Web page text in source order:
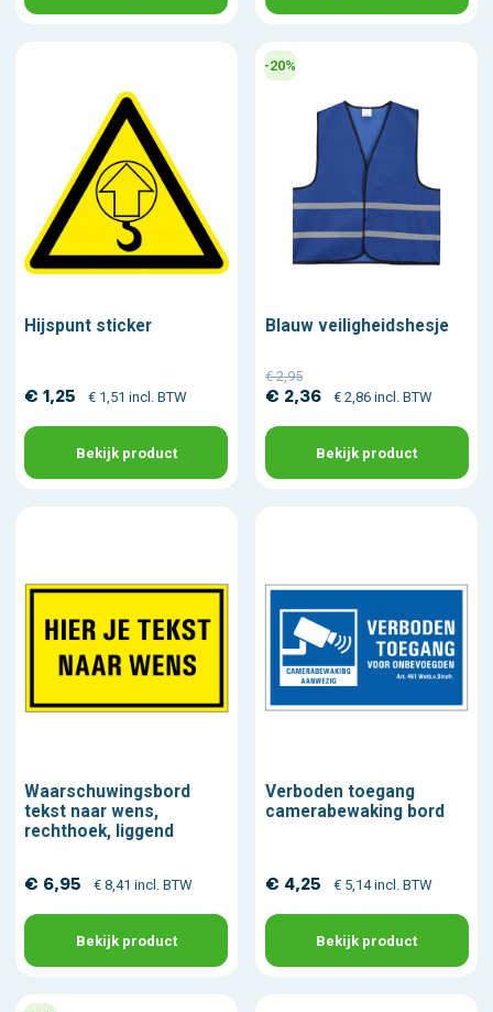
Hijspunt sticker
€ 1,25 € 1,51 incl. BTW
Bekijk product
-20%
Blauw veiligheidshesje
€ 2,95
€ 2,36 € 2,86 incl. BTW
Bekijk product
Waarschuwingsbord
tekst naar wens,
rechthoek, liggend
€ 6,95 € 8,41 incl. BTW
Bekijk product
Verboden toegang
camerabewaking bord
€ 4,25 € 5,14 incl. BTW
Bekijk product